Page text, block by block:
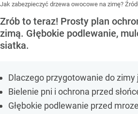
Jak zabezpieczyć drzewa owocowe na zimę?
Zrób to teraz! Prosty plan
zimą. Głębokie podlewanie,
siatka.
Dlaczego przygotowanie do
Bielenie pni i ochrona przed
Głębokie podlewanie przed